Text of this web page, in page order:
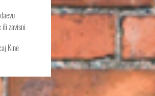
zavisni
Kine